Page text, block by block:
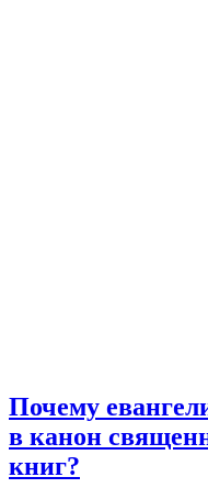
Почему
в канон
книг?